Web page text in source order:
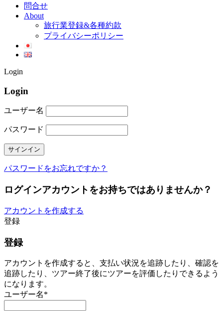
問合せ
About
旅行業登録&各種約款
プライバシーポリシー
Login
Login
ユーザー名
パスワード
パスワードをお忘れですか？
ログインアカウントをお持ちではありませんか？
アカウントを作成する
登録
登録
アカウントを作成すると、支払い状況を追跡したり、確認を
追跡したり、ツアー終了後にツアーを評価したりできるよう
になります。
ユーザー名*